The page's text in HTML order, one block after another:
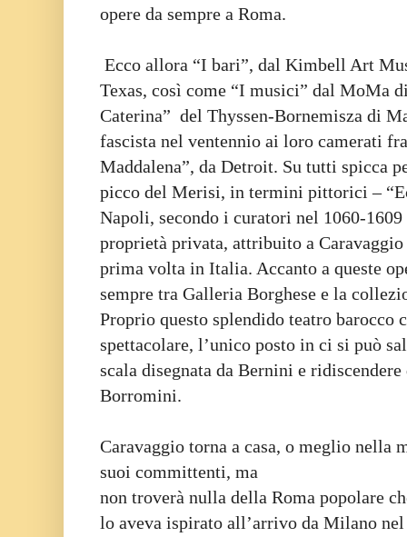
opere da sempre a Roma.
Ecco allora “I bari”, dal Kimbell Art
Texas, così come “I musici” dal MoMa
Caterina” del Thyssen-Bornemisza di
fascista nel ventennio ai loro camerati
Maddalena”, da Detroit. Su tutti spicca
picco del Merisi, in termini pittorici –
Napoli, secondo i curatori nel 1060-
proprietà privata, attribuito a
prima volta in Italia. Accanto a queste
sempre tra Galleria Borghese e la
Proprio questo splendido teatro barocco
spettacolare, l’unico posto in ci si può
scala disegnata da Bernini e
Borromini.
Caravaggio torna a casa, o meglio nella
suoi committenti, ma
non troverà nulla della Roma popolare
lo aveva ispirato all’arrivo da Milano nel